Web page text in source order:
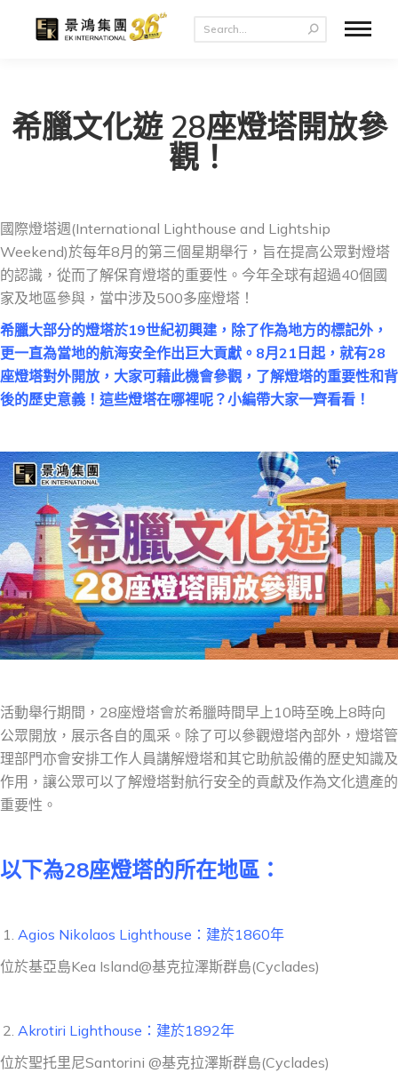
希臘文化遊 28座燈塔開放參
觀！
國際燈塔週(International Lighthouse and Lightship
Weekend)於每年8月的第三個星期舉行，旨在提高公眾對燈塔
的認識，從而了解保育燈塔的重要性。今年全球有超過40個國
家及地區參與，當中涉及500多座燈塔！
希臘大部分的燈塔於19世紀初興建，除了作為地方的標記外，
更一直為當地的航海安全作出巨大貢獻。8月21日起，就有28
座燈塔對外開放，大家可藉此機會參觀，了解燈塔的重要性和背
後的歷史意義！這些燈塔在哪裡呢？小編帶大家一齊看看！
活動舉行期間，28座燈塔會於希臘時間早上10時至晚上8時向
公眾開放，展示各自的風采。除了可以參觀燈塔內部外，燈塔管
理部門亦會安排工作人員講解燈塔和其它助航設備的歷史知識及
作用，讓公眾可以了解燈塔對航行安全的貢獻及作為文化遺產的
重要性。
以下為28座燈塔的所在地區：
Agios Nikolaos Lighthouse：建於1860年
位於基亞島Kea Island@基克拉澤斯群島(Cyclades)
Akrotiri Lighthouse：建於1892年
位於聖托里尼Santorini @基克拉澤斯群島(Cyclades)